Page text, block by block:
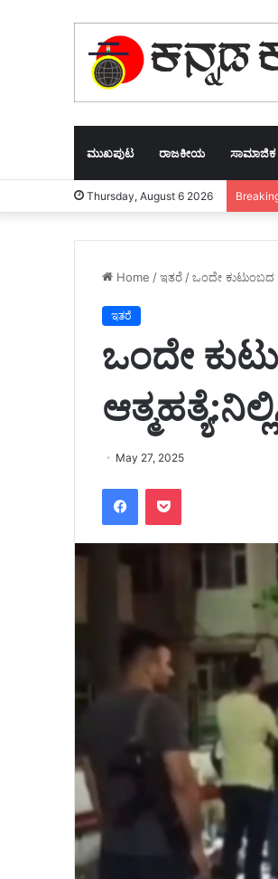
ಮುಖಪುಟ ರಾಜಕೀಯ ಸಾಮಾಜಿಕ
Thursday, August 6 2026
Home / ಇತರೆ / ಒಂದೇ ಕುಟುಂಬದ
ಇತರೆ
ಒಂದೇ
May 27, 2025
FacebookPocket